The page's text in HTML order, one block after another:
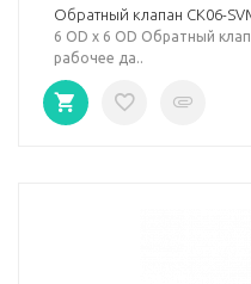
Обратный клапан CK06-
6 OD х 6 OD Обратный
рабочее да..